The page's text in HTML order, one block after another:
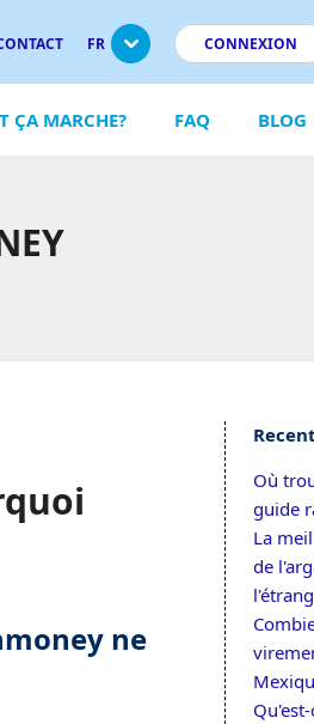
FR CONNEXION
ÇA MARCHE? FAQ BLOG
ne
Où
guide
La
de